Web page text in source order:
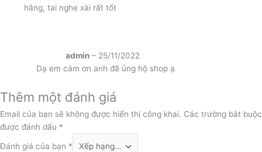
hãng, tai nghe xài rất tốt
admin – 25/11/2022
Dạ em cám ơn anh đã ủng hộ shop ạ
Thêm một đánh giá
Email của bạn sẽ không được hiển thị công khai. Các trường bắt buộc
được đánh dấu *
Đánh giá của bạn *